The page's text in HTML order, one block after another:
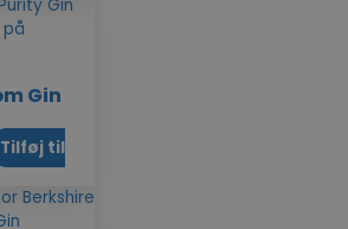
Gin
Tilføj til